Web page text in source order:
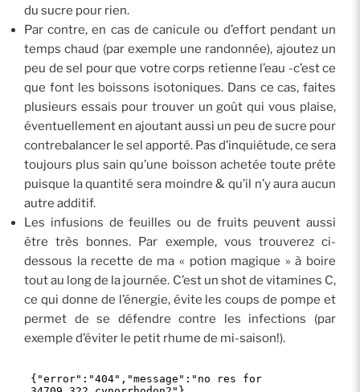
du sucre pour rien.
Par contre, en cas de canicule ou d’effort pendant un
temps chaud (par exemple une randonnée), ajoutez un
peu de sel pour que votre corps retienne l’eau -c’est ce
que font les boissons isotoniques. Dans ce cas, faites
plusieurs essais pour trouver un goût qui vous plaise,
éventuellement en ajoutant aussi un peu de sucre pour
contrebalancer le sel apporté. Pas d’inquiétude, ce sera
toujours plus sain qu’une boisson achetée toute prête
puisque la quantité sera moindre & qu’il n’y aura aucun
autre additif.
Les infusions de feuilles ou de fruits peuvent aussi
être très bonnes. Par exemple, vous trouverez ci-
dessous la recette de ma « potion magique » à boire
tout au long de la journée. C’est un shot de vitamines C,
ce qui donne de l’énergie, évite les coups de pompe et
permet de se défendre contre les infections (par
exemple d’éviter le petit rhume de mi-saison!).